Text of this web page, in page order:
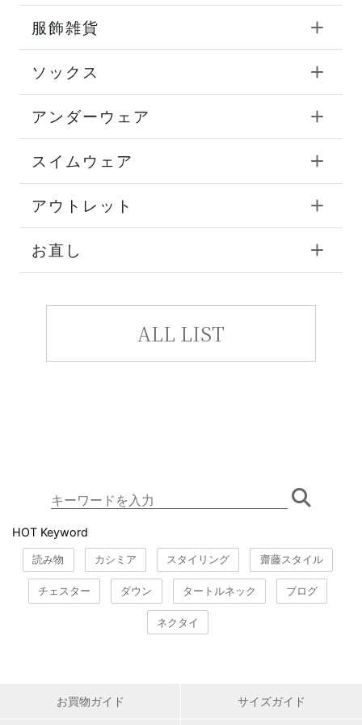
服飾雑貨
ソックス
アンダーウェア
スイムウェア
アウトレット
お直し
ALL LIST
HOT Keyword
読み物 カシミア スタイリング 齋藤スタイル
チェスター ダウン タートルネック ブログ
ネクタイ
お買物ガイド サイズガイド